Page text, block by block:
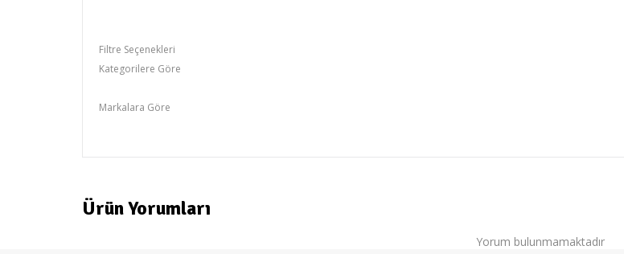
Filtre Seçenekleri
Kategorilere Göre
Markalara Göre
Ürün Yorumları
Yorum bulunmamaktadır